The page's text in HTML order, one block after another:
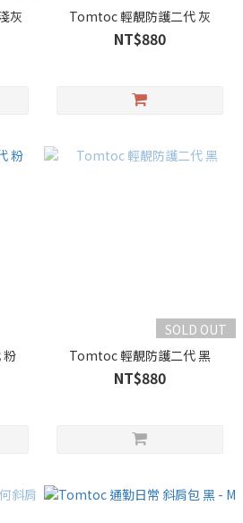
灰
Tomtoc 輕靚防護二代 灰
NT$880
SOLD OUT
Tomtoc 輕靚防護二代 黑
NT$880